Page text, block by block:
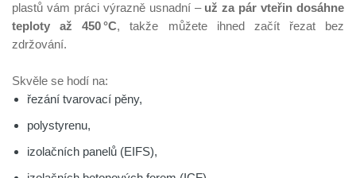
plastů vám práci výrazně usnadní – už za pár vteřin dosáhne
teploty až 450 °C, takže můžete ihned začít řezat bez
zdržování.
Skvěle se hodí na:
řezání tvarovací pěny,
polystyrenu,
izolačních panelů (EIFS),